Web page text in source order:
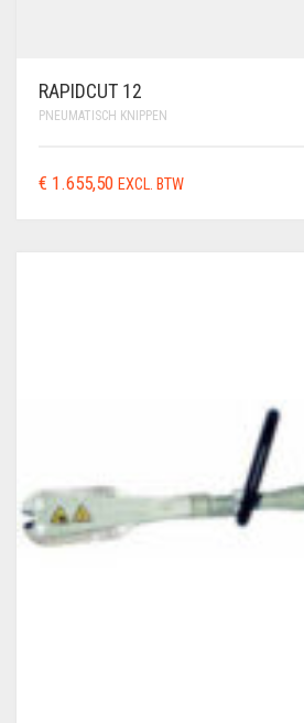
RAPIDCUT 12
PNEUMATISCH KNIPPEN
€ 1.655,50 EXCL. BTW